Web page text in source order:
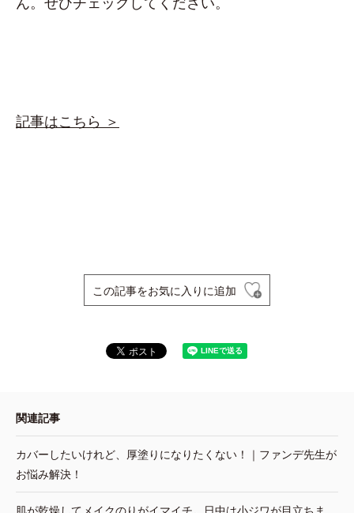
記事はこちら ＞
この記事をお気に入りに追加
関連記事
カバーしたいけれど、厚塗りになりたくない！｜ファンデ先生が
お悩み解決！